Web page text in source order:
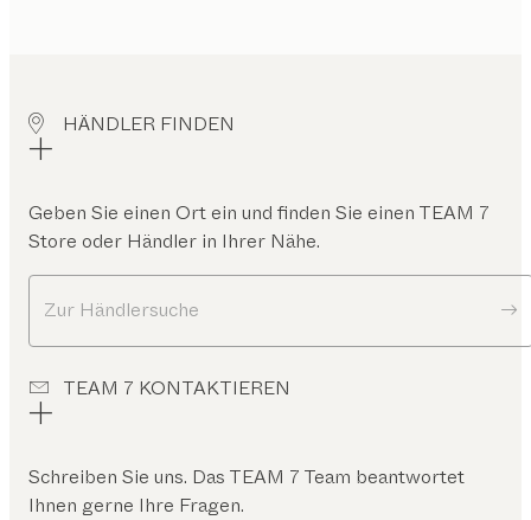
HÄNDLER FINDEN
Geben Sie einen Ort ein und finden Sie einen TEAM 7
Store oder Händler in Ihrer Nähe.
Zur Händlersuche
TEAM 7 KONTAKTIEREN
Schreiben Sie uns. Das TEAM 7 Team beantwortet
Ihnen gerne Ihre Fragen.